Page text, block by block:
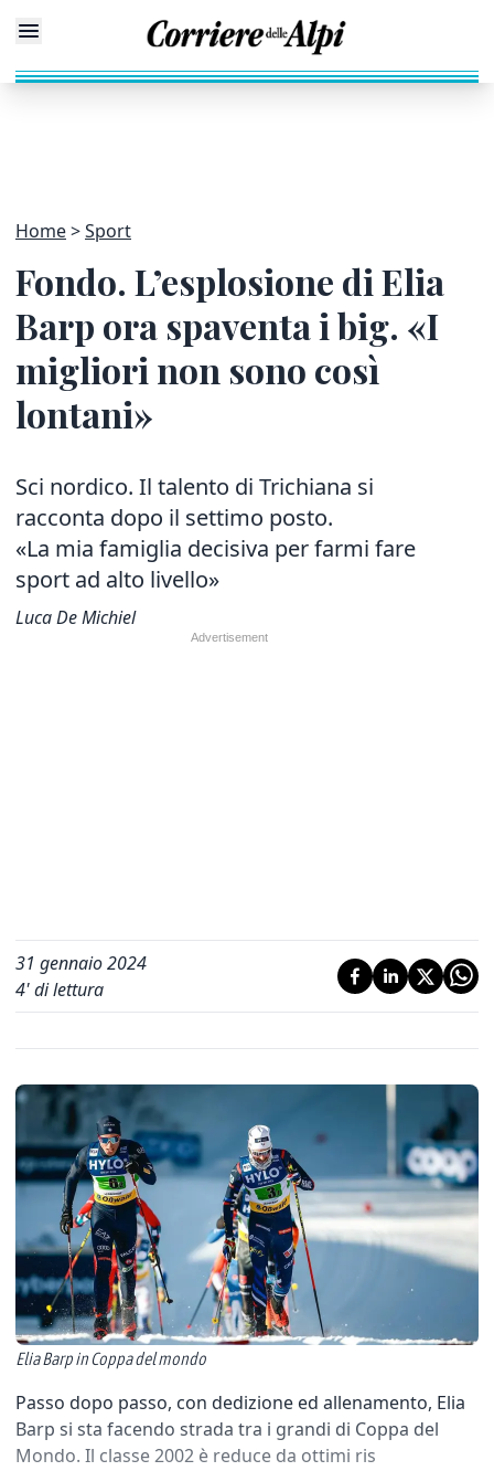
Home Sport
Fondo. L’esplosione di Elia
Barp ora spaventa i big. «I
migliori non sono così
lontani»
Sci nordico. Il talento di Trichiana si
racconta dopo il settimo posto.
«La mia famiglia decisiva per farmi fare
sport ad alto livello»
Luca De Michiel
31 gennaio 2024
4' di lettura
Elia Barp in Coppa del mondo
Passo dopo passo, con dedizione ed allenamento, Elia
Barp si sta facendo strada tra i grandi di Coppa del
Mondo. Il classe 2002 è reduce da ottimi ris